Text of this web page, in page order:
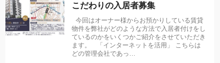
こだわりの入居者募集
今回はオーナー様からお預かりしている賃貸
物件を弊社がどのような方法で入居者付けをし
ているのかをいくつかご紹介をさせていただき
ます。 「インターネットを活用」 こちらは
どの管理会社であっ…